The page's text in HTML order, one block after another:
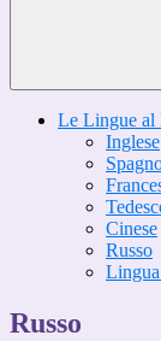
Le Lingue al
Inglese
Cinese
Russo
Russo